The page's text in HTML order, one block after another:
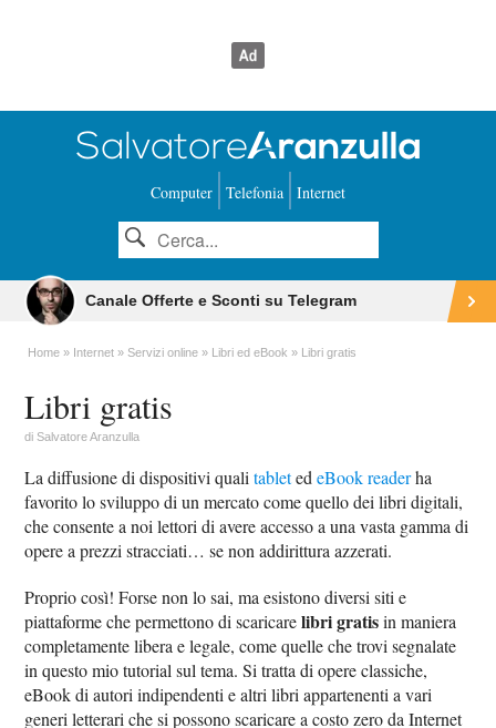
Computer Telefonia Internet
Canale Offerte e Sconti su Telegram
Home Internet Servizi online Libri ed eBook Libri gratis
Libri gratis
diSalvatore Aranzulla
La diffusione di dispositivi qualitabletedeBook readerha
favorito lo sviluppo di un mercato come quello dei libri digitali,
che consente a noi lettori di avere accesso a una vasta gamma di
opere a prezzi stracciati… se non addirittura azzerati.
Proprio così! Forse non lo sai, ma esistono diversi siti e
piattaforme che permettono di scaricarelibri gratisin maniera
completamente libera e legale, come quelle che trovi segnalate
in questo mio tutorial sul tema. Si tratta di opere classiche,
eBook di autori indipendenti e altri libri appartenenti a vari
generi letterari che si possono scaricare a costo zero da Internet